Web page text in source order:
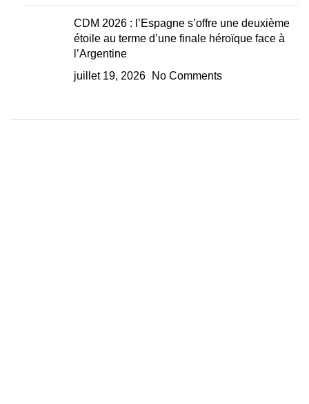
CDM 2026 : l’Espagne s’offre une deuxième
étoile au terme d’une finale héroïque face à
l’Argentine
juillet 19, 2026
No Comments